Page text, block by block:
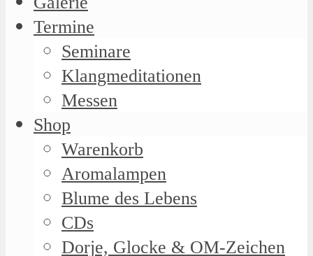
Termine
Seminare
Klangmeditationen
Messen
Shop
Warenkorb
Aromalampen
Blume des Lebens
CDs
Dorje, Glocke & OM-Zeichen